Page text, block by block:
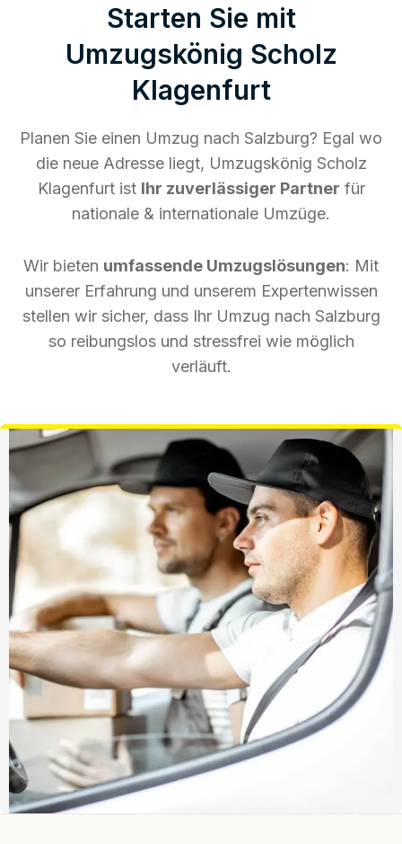
Starten Sie mit
Umzugskönig Scholz
Klagenfurt
Planen Sie einen Umzug nach Salzburg? Egal wo
die neue Adresse liegt, Umzugskönig Scholz
Klagenfurt ist Ihr zuverlässiger Partner für
nationale & internationale Umzüge.
Wir bieten umfassende Umzugslösungen: Mit
unserer Erfahrung und unserem Expertenwissen
stellen wir sicher, dass Ihr Umzug nach Salzburg
so reibungslos und stressfrei wie möglich
verläuft.